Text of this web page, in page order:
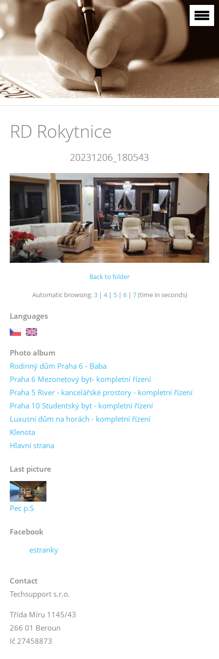
RD Rokytnice
20231206_180543
Back to folder
Automatic browsing:3| 4| 5| 6| 7(time in seconds)
Languages
Photo album
Rodinný dům Praha 6 - Baba
Praha 6 Mezonetový byt- kompletní řízení
Praha 5 River - kancelářské prostory - kompletní řízení
Praha 10 Studentský byt - kompletní řízení
Luxusní dům na horách - kompletní řízení
Klenota
Hlavní strana
Last picture
Pec p.S
Facebook
estranky
Contact
Techsupport s.r.o.
Třída Míru 1145/43
266 01 Beroun
Ič 27458873